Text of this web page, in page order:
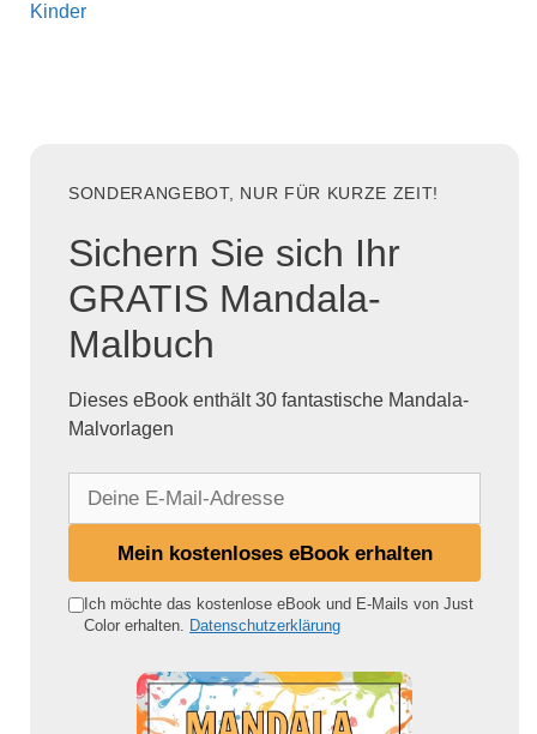
Kinder
SONDERANGEBOT, NUR FÜR KURZE ZEIT!
Sichern Sie sich Ihr
GRATIS Mandala-
Malbuch
Dieses eBook enthält 30 fantastische Mandala-
Malvorlagen
e
Mein kostenloses eBook erhalten
Ich möchte das kostenlose eBook und E-Mails von Just
Color erhalten. Datenschutzerklärung